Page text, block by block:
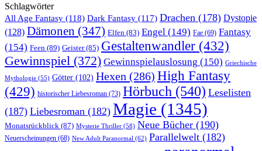
Schlagwörter
All Age Fantasy (118) Dark Fantasy (117) Drachen (178) Dystopie
(128) Dämonen (347) Elfen (83) Engel (149) Fae (69) Fantasy
(154) Feen (89) Geister(85) Gestaltenwandler (432)
Gewinnspiel (372) Gewinnspielauslosung (150) Griechische
Mythologie (55) Götter (102) Hexen (286) High Fantasy
(429) historischer Liebesroman (73) Hörbuch (540) Leselisten
(187) Liebesroman (182) Magie (1345)
Monatsrückblick (87) Mysterie Thriller (58) Neue Bücher (190)
Neuerscheinungen (68) New Adult Paranormal (62) Parallelwelt (182)